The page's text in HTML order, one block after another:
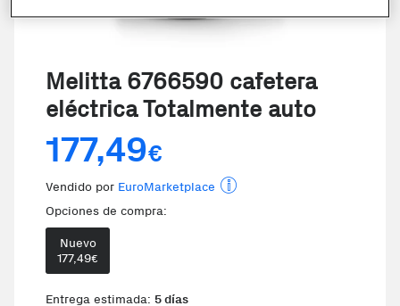
Melitta 6766590 cafetera
eléctrica Totalmente auto
177,49€
Vendido por EuroMarketplace
Opciones de compra:
Nuevo
177,49€
Entrega estimada: 5 días